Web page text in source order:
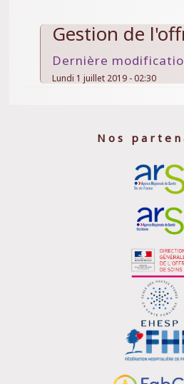
Gestion de
Dernière
Lundi 1 juillet 2019 - 02:30
Nos